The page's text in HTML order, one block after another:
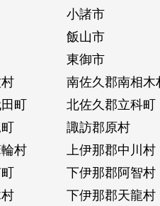
小諸市
飯山市
東御市
南佐久郡南相木
町 北佐久郡立科町
諏訪郡原村
村 上伊那郡中川村
下伊那郡阿智村
下伊那郡天龍村